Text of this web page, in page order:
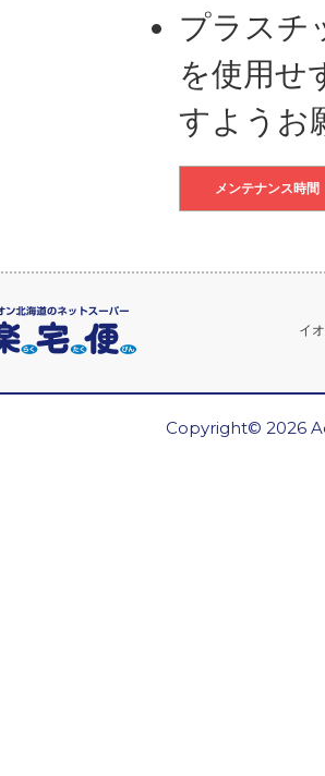
プラスチ
を使用せ
すようお
メンテナンス時間
イ
Copyright© 2026